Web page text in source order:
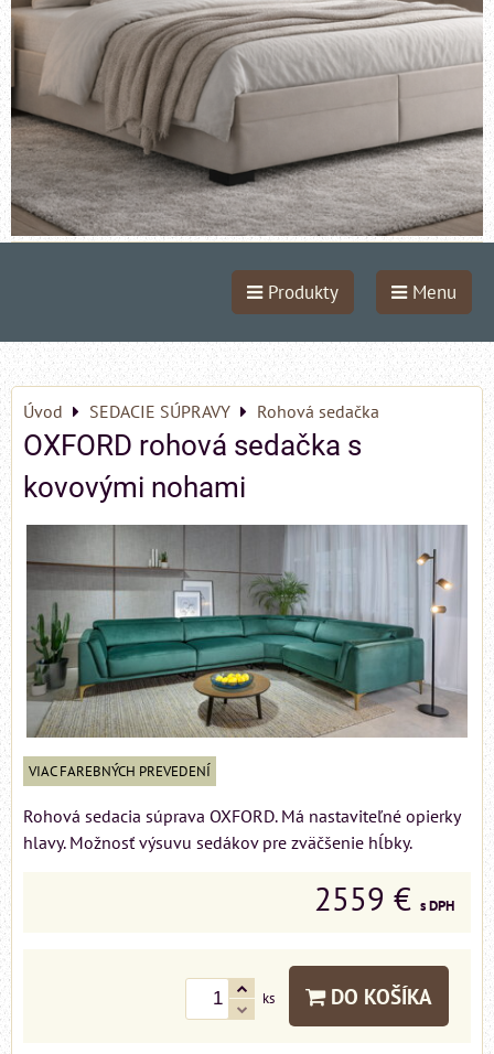
Produkty Menu
Úvod SEDACIE SÚPRAVY Rohová sedačka
OXFORD rohová sedačka s
kovovými nohami
VIAC FAREBNÝCH PREVEDENÍ
Rohová sedacia súprava OXFORD. Má nastaviteľné opierky
hlavy. Možnosť výsuvu sedákov pre zväčšenie hĺbky.
2559 € s DPH
ks DO KOŠÍKA